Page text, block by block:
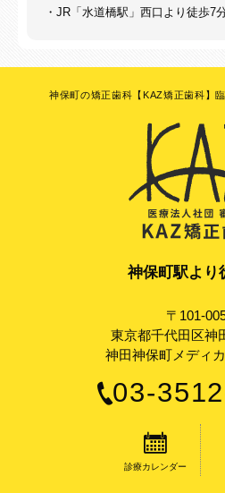
・JR「水道橋駅」西口より徒歩7
神保町の矯正歯科【KAZ矯正歯科】
神保町駅より
〒101-
東京都千代田区神
神田神保町メディ
03-
診療カレンダー